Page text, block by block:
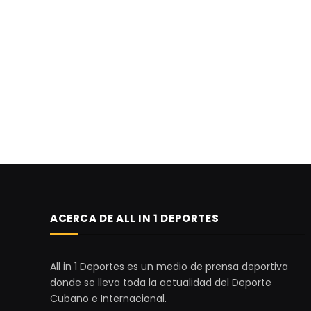
ACERCA DE ALL IN 1 DEPORTES
All in 1 Deportes es un medio de prensa deportiva
donde se lleva toda la actualidad del Deporte
Cubano e Internacional.